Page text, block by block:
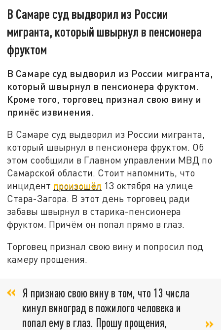
В Самаре суд выдворил из России
мигранта, который швырнул в пенсионера
фруктом
В Самаре суд выдворил из России мигранта,
который швырнул в пенсионера фруктом.
Кроме того, торговец признал свою вину и
принёс извинения.
В Самаре суд выдворил из России мигранта,
который швырнул в пенсионера фруктом. Об
этом сообщили в Главном управлении МВД по
Самарской области. Стоит напомнить, что
инцидент произошёл 13 октября на улице
Стара-Загора. В этот день торговец ради
забавы швырнул в старика-пенсионера
фруктом. Причём он попал прямо в глаз.
Торговец признал свою вину и попросил под
камеру прощения.
Я признаю свою вину в том, что 13 числа
кинул виноград в пожилого человека и
попал ему в глаз. Прошу прощения,